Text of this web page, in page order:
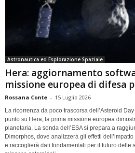
Astronautica ed Esplorazione Spaziale
Hera: aggiornamento
missione europea di difesa
Rossana Conte - 15 Luglio 2026
La ricorrenza da poco trascorsa dell’Asteroid Day
punto su Hera, la prima missione europea
planetaria. La sonda dell’ESA si prepara a
Dimorphos, dove analizzerà gli effetti
e raccoglierà dati fondamentali per il futuro delle